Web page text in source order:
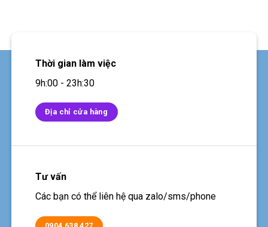
Thời gian làm việc
9h:00 - 23h:30
Địa chỉ cửa hàng
Tư vấn
Các bạn có thể liên hệ qua zalo/sms/phone